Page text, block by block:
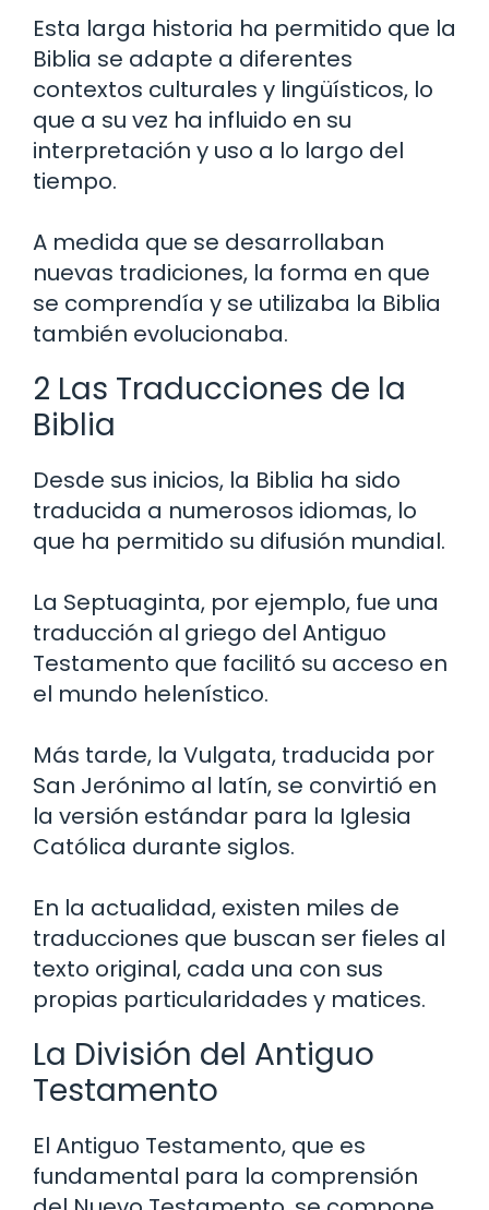
Esta larga historia ha permitido que la
Biblia se adapte a diferentes
contextos culturales y lingüísticos, lo
que a su vez ha influido en su
interpretación y uso a lo largo del
tiempo.
A medida que se desarrollaban
nuevas tradiciones, la forma en que
se comprendía y se utilizaba la Biblia
también evolucionaba.
2 Las Traducciones de la
Biblia
Desde sus inicios, la Biblia ha sido
traducida a numerosos idiomas, lo
que ha permitido su difusión mundial.
La Septuaginta, por ejemplo, fue una
traducción al griego del Antiguo
Testamento que facilitó su acceso en
el mundo helenístico.
Más tarde, la Vulgata, traducida por
San Jerónimo al latín, se convirtió en
la versión estándar para la Iglesia
Católica durante siglos.
En la actualidad, existen miles de
traducciones que buscan ser fieles al
texto original, cada una con sus
propias particularidades y matices.
La División del Antiguo
Testamento
El Antiguo Testamento, que es
fundamental para la comprensión